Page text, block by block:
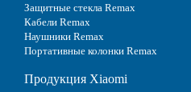
Защитные стекла Remax
Кабели Remax
Наушники Remax
Портативные колонки Remax
Продукция Xiaomi